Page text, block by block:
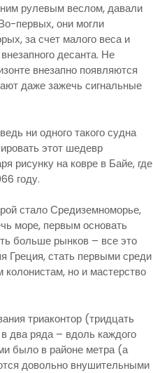
рулевым веслом, давали
первых, они могли
за счет малого веса и
десанта. Не
внезапно появляются
даже зажечь сигнальные
ни одного такого судна
этот шедевр
рисунку на ковре в Байе, где
году.
стало Средиземноморье,
море, первым основать
больше рынков – все это
Греция, стать первыми среди
но и мастерство
триаконтор (тридцать
два ряда – вдоль каждого
было в районе метра (а
довольно внушительными